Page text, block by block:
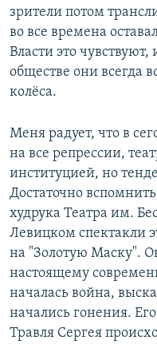
зрители потом
во все времена
Власти это
обществе они всегда
колёса.
Меня радует, что в
на все репрессии,
институцией, но
Достаточно
худрука Театра им.
Левицком спектакли
на "Золотую Маску".
настоящему
началась война,
начались гонения.
Травля Сергея